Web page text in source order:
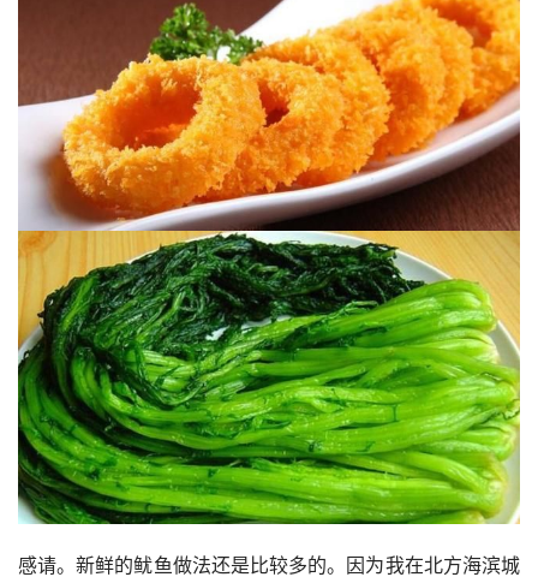
感请。新鲜的鱿鱼做法还是比较多的。因为我在北方海滨城